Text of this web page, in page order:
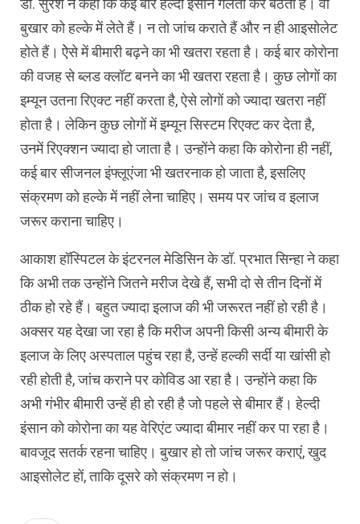
डॉ. सुरेश ने कहा कि कई बार हेल्दी इंसान गलती कर बैठता है। वो
बुखार को हल्के में लेते हैं। न तो जांच कराते हैं और न ही आइसोलेट
होते हैं। ऐेसे में बीमारी बढ़ने का भी खतरा रहता है। कई बार कोरोना
की वजह से ब्लड क्लॉट बनने का भी खतरा रहता है। कुछ लोगों का
इम्यून उतना रिएक्ट नहीं करता है, ऐसे लोगों को ज्यादा खतरा नहीं
होता है। लेकिन कुछ लोगों में इम्यून सिस्टम रिएक्ट कर देता है,
उनमें रिएक्शन ज्यादा हो जाता है। उन्होंने कहा कि कोरोना ही नहीं,
कई बार सीजनल इंफ्लूएंजा भी खतरनाक हो जाता है, इसलिए
संक्रमण को हल्के में नहीं लेना चाहिए। समय पर जांच व इलाज
जरूर कराना चाहिए।
आकाश हॉस्पिटल के इंटरनल मेडिसिन के डॉ. प्रभात सिन्हा ने कहा
कि अभी तक उन्होंने जितने मरीज देखे हैं, सभी दो से तीन दिनों में
ठीक हो रहे हैं। बहुत ज्यादा इलाज की भी जरूरत नहीं हो रही है।
अक्सर यह देखा जा रहा है कि मरीज अपनी किसी अन्य बीमारी के
इलाज के लिए अस्पताल पहुंच रहा है, उन्हें हल्की सर्दी या खांसी हो
रही होती है, जांच कराने पर कोविड आ रहा है। उन्होंने कहा कि
अभी गंभीर बीमारी उन्हें ही हो रही है जो पहले से बीमार हैं। हेल्दी
इंसान को कोरोना का यह वेरिएंट ज्यादा बीमार नहीं कर पा रहा है।
बावजूद सतर्क रहना चाहिए। बुखार हो तो जांच जरूर कराएं, खुद
आइसोलेट हों, ताकि दूसरे को संक्रमण न हो।